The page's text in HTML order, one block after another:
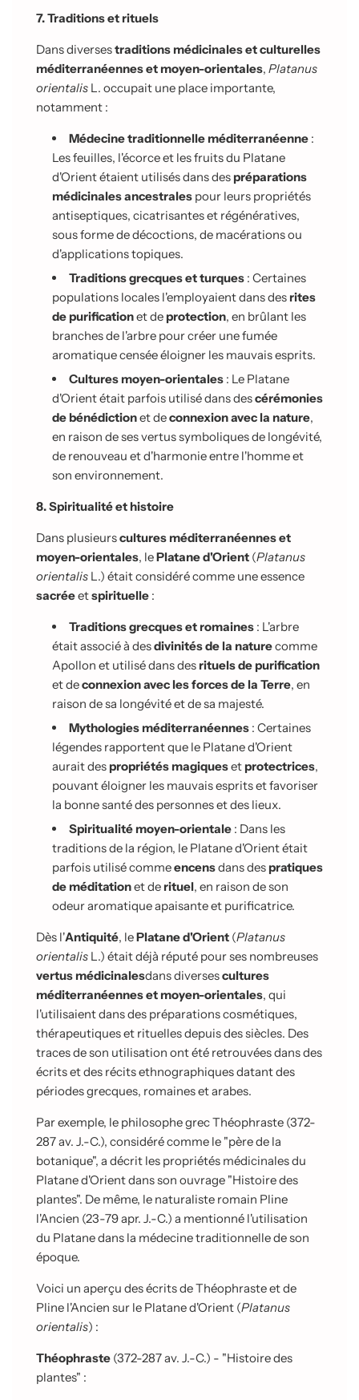
7. Traditions et rituels
Dans diversestraditions médicinales et culturelles
méditerranéennes et moyen-orientales, Platanus
orientalis L. occupait une place importante,
notamment :
Médecine traditionnelle méditerranéenne :
Les feuilles, l'écorce et les fruits du Platane
d'Orient étaient utilisés dans des préparations
médicinales ancestrales pour leurs propriétés
antiseptiques, cicatrisantes et régénératives,
sous forme de décoctions, de macérations ou
d'applications topiques.
Traditions grecques et turques : Certaines
populations locales l'employaient dans des rites
de purificationet de protection, en brûlant les
branches de l'arbre pour créer une fumée
aromatique censée éloigner les mauvais esprits.
Cultures moyen-orientales : Le Platane
d'Orient était parfois utilisé dans descérémonies
de bénédictionet deconnexion avec la nature,
en raison de ses vertus symboliques de longévité,
de renouveau et d'harmonie entre l'homme et
son environnement.
8. Spiritualité et histoire
Dans plusieurscultures méditerranéennes et
moyen-orientales, lePlatane d'Orient (Platanus
orientalis L.) était considéré comme une essence
sacréeetspirituelle :
Traditions grecques et romaines : L'arbre
était associé à desdivinités de la naturecomme
Apollon et utilisé dans des rituels de purification
et deconnexion avec les forces de la Terre, en
raison de sa longévité et de sa majesté.
Mythologies méditerranéennes : Certaines
légendes rapportent que le Platane d'Orient
aurait des propriétés magiqueset protectrices,
pouvant éloigner les mauvais esprits et favoriser
la bonne santé des personnes et des lieux.
Spiritualité moyen-orientale : Dans les
traditions de la région, le Platane d'Orient était
parfois utilisé commeencensdans des pratiques
de méditationet de rituel, en raison de son
odeur aromatique apaisante et purificatrice.
Dès l'Antiquité, lePlatane d'Orient (Platanus
orientalis L.) était déjà réputé pour ses nombreuses
vertus médicinalesdans diversescultures
méditerranéennes et moyen-orientales, qui
l'utilisaient dans des préparations cosmétiques,
thérapeutiques et rituelles depuis des siècles. Des
traces de son utilisation ont été retrouvées dans des
écrits et des récits ethnographiques datant des
périodes grecques, romaines et arabes.
Par exemple, le philosophe grec Théophraste (372-
287 av. J.-C.), considéré comme le "père de la
botanique", a décrit les propriétés médicinales du
Platane d'Orient dans son ouvrage "Histoire des
plantes". De même, le naturaliste romain Pline
l'Ancien (23-79 apr. J.-C.) a mentionné l'utilisation
du Platane dans la médecine traditionnelle de son
époque.
Voici un aperçu des écrits de Théophraste et de
Pline l'Ancien sur le Platane d'Orient (Platanus
orientalis) :
Théophraste (372-287 av. J.-C.) - "Histoire des
plantes" :